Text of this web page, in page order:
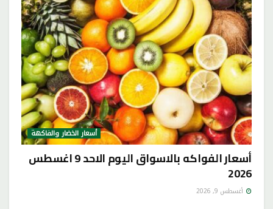
أسعار الخضار والفاكهة
أسعار الفواكه بالاسواق اليوم الاحد 9 اغسطس
2026
أغسطس 9, 2026